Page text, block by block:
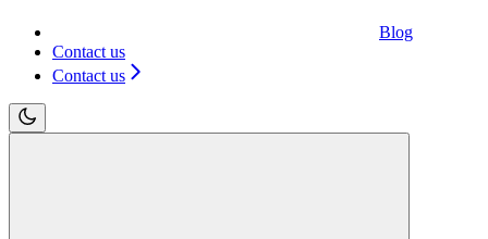
Blog
Contact us
Contact us